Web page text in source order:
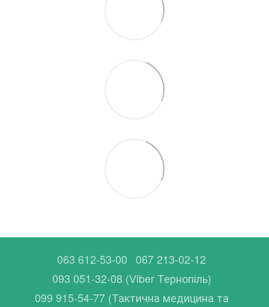
063 612-53-00 067 213-02-12
093 051-32-08 (Viber Тернопіль)
099 915-54-77 (Тактична медицина та